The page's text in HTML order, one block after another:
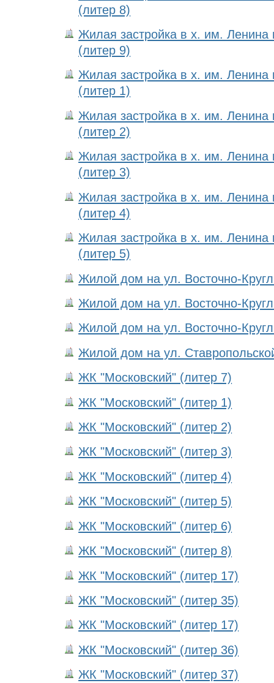
(литер 8)
Жилая застройка в х. им. Ленина
(литер 9)
Жилая застройка в х. им. Ленина
(литер 1)
Жилая застройка в х. им. Ленина
(литер 2)
Жилая застройка в х. им. Ленина
(литер 3)
Жилая застройка в х. им. Ленина
(литер 4)
Жилая застройка в х. им. Ленина
(литер 5)
Жилой дом на ул. Восточно-
Жилой дом на ул. Восточно-
Жилой дом на ул. Восточно-
Жилой дом на ул.
ЖК "Московский" (литер 7)
ЖК "Московский" (литер 1)
ЖК "Московский" (литер 2)
ЖК "Московский" (литер 3)
ЖК "Московский" (литер 4)
ЖК "Московский" (литер 5)
ЖК "Московский" (литер 6)
ЖК "Московский" (литер 8)
ЖК "Московский" (литер 17)
ЖК "Московский" (литер 35)
ЖК "Московский" (литер 17)
ЖК "Московский" (литер 36)
ЖК "Московский" (литер 37)